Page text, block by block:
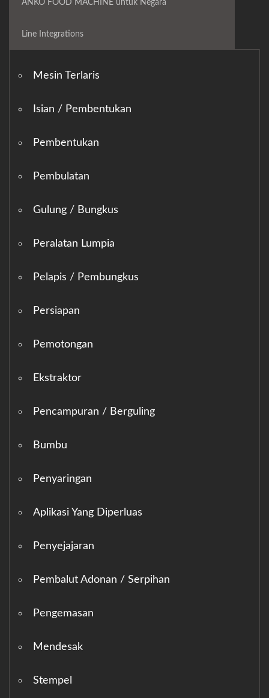
ANKO FOOD MACHINE untuk Negara
Line Integrations
Mesin Terlaris
Isian / Pembentukan
Pembentukan
Pembulatan
Gulung / Bungkus
Peralatan Lumpia
Pelapis / Pembungkus
Persiapan
Pemotongan
Ekstraktor
Pencampuran / Berguling
Bumbu
Penyaringan
Aplikasi Yang Diperluas
Penyejajaran
Pembalut Adonan / Serpihan
Pengemasan
Mendesak
Stempel